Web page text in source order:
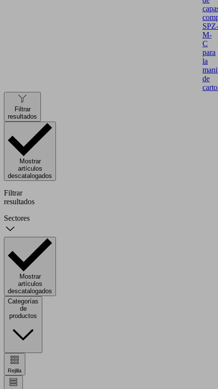
SPZ-
M-
C
para
la
de
Filtrar
resultados
Mostrar
artículos
descatalogados
Filtrar
resultados
Sectores
Mostrar
artículos
descatalogados
Categorías
de
productos
Rejilla